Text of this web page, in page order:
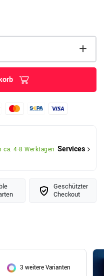
ca. 4-8 Werktagen Services
Geschützter
Checkout
3 weitere Varianten